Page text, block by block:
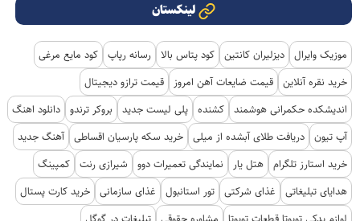
لینکستان
موزیک وایرال دیزلیران کانتین کود پتاس بالا رسانه رپاپ کود مایع مرغی
خرید نقره آنلاین قیمت ضایعات آهن امروز
قیمت ترازو دیجیتال
اندیشکده حکمرانی هوشمند کشنده پلی لیست جدید بروکر ترندو دانلود اهنگ
آپ تیون دریافت طلای آبشده از میلی خرید سکه پارسیان اقساطی آهنگ جدید
خرید استارز تلگرام هتل یار نمایندگی تعمیرات دوو شیرازی رنت کمپینگ
هدایای تبلیغاتی
غذای شرکتی تور استانبول غذای سازمانی خرید کارت پستال